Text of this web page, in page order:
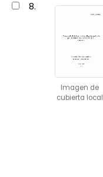
8.
Imagen de
cubierta local